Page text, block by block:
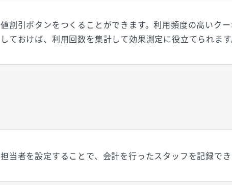
値割引ボタンをつくることができます。利用頻度の高いク
しておけば、利用回数を集計して効果測定に役立てられます
担当者を設定することで、会計を行ったスタッフを記録でき